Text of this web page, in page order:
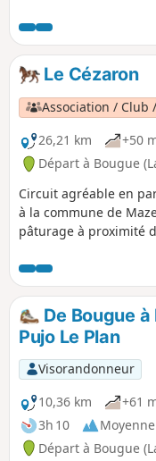
en pleine végétation
Le Cézaron
Association / Club
26,21 km
+50
Départ à Bougue
Circuit agréable en
à la commune de
pâturage à proximité
retrouve les champs
kilomètres on arrive à
agréable dans le
lac. Après avoir
vers le circuit du retour.
De Bougue
Pujo Le Plan
Visorandonneur
10,36 km
+61
3h 10
Moyenne
Départ à Bougue